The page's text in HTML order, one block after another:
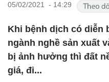
05/02/2021 - 14:29
Khi bệnh dịch có diễn
ngành nghề sản xuất
bị ảnh hưởng thì đất
giá, đi...